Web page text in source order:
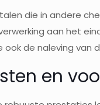
die in andere
aan het
de naleving van
en